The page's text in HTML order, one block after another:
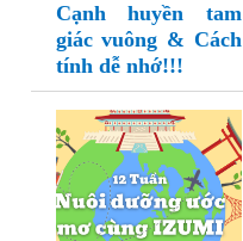
Cạnh huyền tam
giác vuông & Cách
tính dễ nhớ!!!